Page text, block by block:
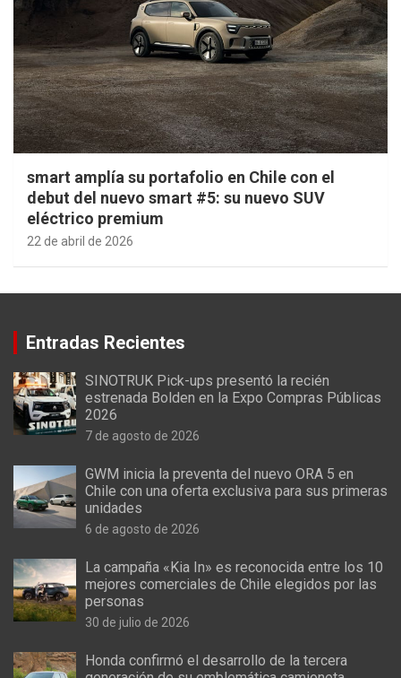
smart amplía su portafolio en Chile con el
debut del nuevo smart #5: su nuevo SUV
eléctrico premium
22 de abril de 2026
Entradas Recientes
SINOTRUK Pick-ups presentó la recién
estrenada Bolden en la Expo Compras Públicas
2026
7 de agosto de 2026
GWM inicia la preventa del nuevo ORA 5 en
Chile con una oferta exclusiva para sus primeras
unidades
6 de agosto de 2026
La campaña «Kia In» es reconocida entre los 10
mejores comerciales de Chile elegidos por las
personas
30 de julio de 2026
Honda confirmó el desarrollo de la tercera